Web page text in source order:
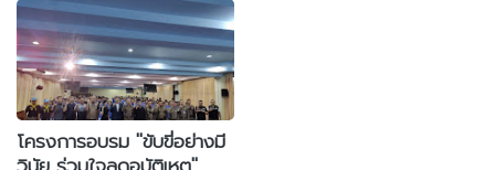
โครงการอบรม "ขับขี่อย่างมี